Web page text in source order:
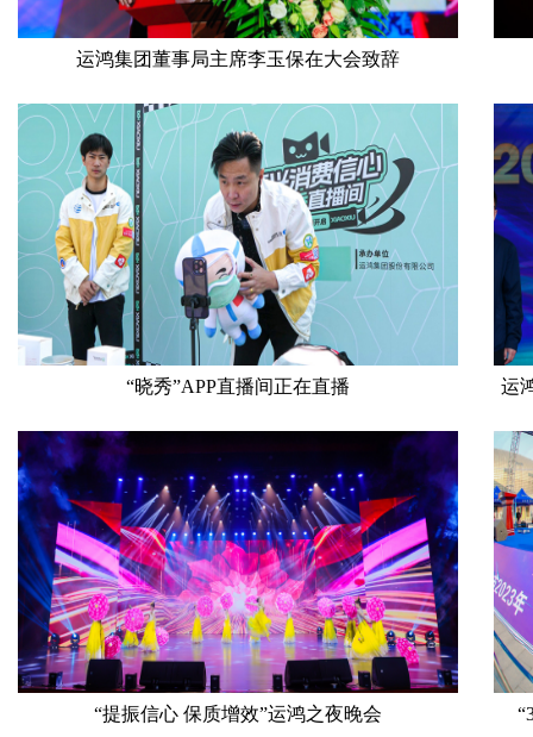
运鸿集团董事局主席李玉保在大会致辞
“晓秀”APP直播间正在直播 运
“提振信心 保质增效”运鸿之夜晚会